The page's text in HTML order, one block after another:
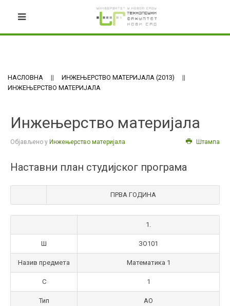
НАСЛОВНА
ИНЖЕЊЕРСТВО МАТЕРИЈАЛА (2013)
ИНЖЕЊЕРСТВО МАТЕРИЈАЛА
Инжењерство материјала
Објављено у Инжењерство материјала Штампа
Наставни план студијског програма
ПРВА ГОДИНА
1.
Ш ЗО101
Назив предмета Математика 1
С 1
Тип АО